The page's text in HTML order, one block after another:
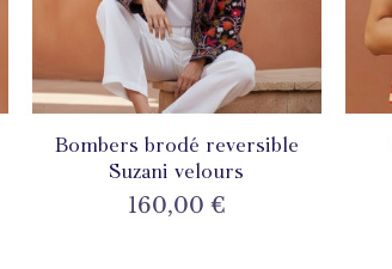
Aperçu rapide
Bombers brodé reversible
Suzani velours
Prix
160,00 €